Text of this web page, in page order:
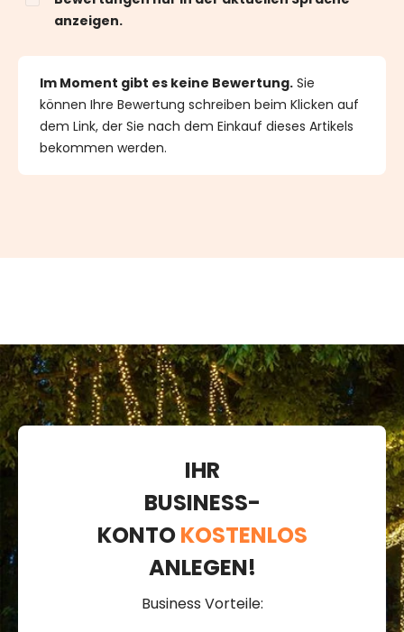
anzeigen.
Im Moment gibt es keine Bewertung. Sie
können Ihre Bewertung schreiben beim Klicken auf
dem Link, der Sie nach dem Einkauf dieses Artikels
bekommen werden.
IHR
BUSINESS-
KONTOKOSTENLOS
ANLEGEN!
Business Vorteile: